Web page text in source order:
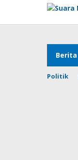
konten
Berita
Politik